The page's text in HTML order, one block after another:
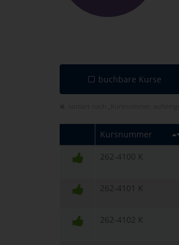
buchbare Kurse
Kursnummer
262-4100 K
262-4101 K
262-4102 K